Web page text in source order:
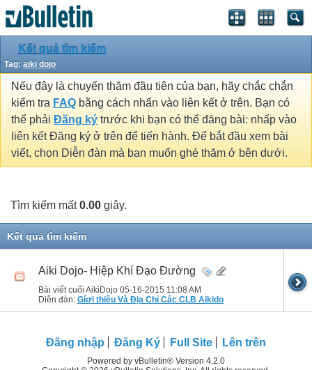
Kết quả tìm kiếm
Tag: aiki dojo
Nếu đây là chuyến thăm đầu tiên của bạn, hãy chắc chắn
kiểm tra FAQ bằng cách nhấn vào liên kết ở trên. Bạn có
thể phải Đăng ký trước khi bạn có thể đăng bài: nhấp vào
liên kết Đăng ký ở trên để tiến hành. Để bắt đầu xem bài
viết, chọn Diễn đàn mà bạn muốn ghé thăm ở bên dưới.
Tìm kiếm mất0.00 giây.
Kết quả tìm kiếm
Aiki Dojo- Hiệp Khí Đạo Đường
Bài viết cuối AikiDojo 05-16-2015 11:08 AM
Diễn đàn: Gíơi thiêu Và Địa Chỉ Các CLB Aikido
Đăng nhập Đăng Ký Full Site Lên trên
Powered by vBulletin® Version 4.2.0